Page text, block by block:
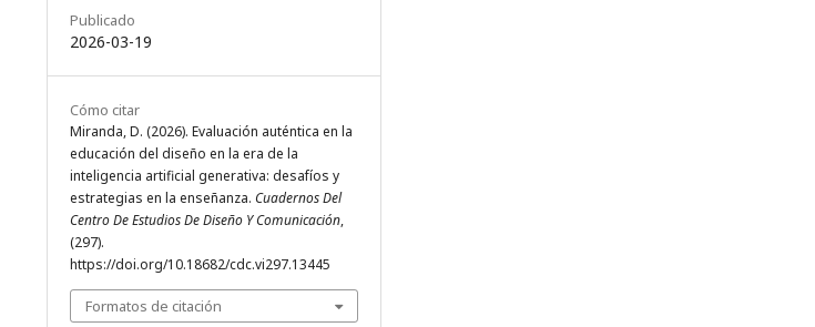
Publicado
2026-03-19
Cómo citar
Miranda, D. (2026). Evaluación auténtica en la
educación del diseño en la era de la
inteligencia artificial generativa: desafíos y
estrategias en la enseñanza. Cuadernos Del
Centro De Estudios De Diseño Y Comunicación,
(297).
https://doi.org/10.18682/cdc.vi297.13445
Formatos de citación